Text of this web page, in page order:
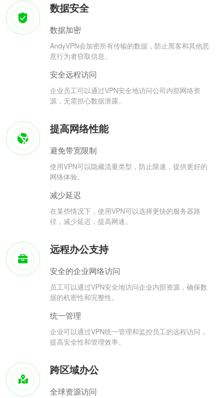
数据安全
数据加密
AndyVPN会加密所有传输的数据，防止黑客和其他恶
意行为者窃取信息。
安全远程访问
企业员工可以通过VPN安全地访问公司内部网络资
源，无需担心数据泄露。
提高网络性能
避免带宽限制
使用VPN可以隐藏流量类型，防止限速，提供更好的
网络体验。
减少延迟
在某些情况下，使用VPN可以选择更快的服务器路
径，减少延迟，提高网速。
远程办公支持
安全的企业网络访问
员工可以通过VPN安全地访问企业内部资源，确保数
据的机密性和完整性。
统一管理
企业可以通过VPN统一管理和监控员工的远程访问，
提高安全性和管理效率。
跨区域办公
全球资源访问